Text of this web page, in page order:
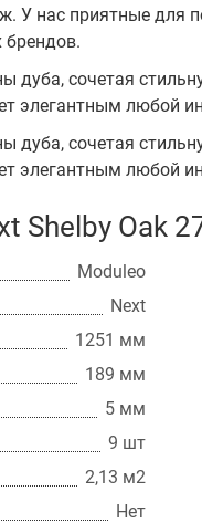
У нас приятные для
дуба, сочетая
элегантным любой
дуба, сочетая
элегантным любой
Shelby Oak
Moduleo
Next
1251 мм
189 мм
5 мм
9 шт
2,13 м2
Нет